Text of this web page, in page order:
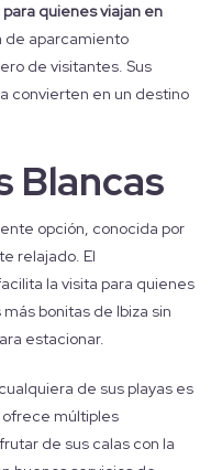
quienes viajan en
de aparcamiento
de visitantes. Sus
convierten en un destino
Blancas
opción, conocida por
relajado. El
la visita para quienes
bonitas de Ibiza sin
estacionar.
de sus playas es
ofrece múltiples
de sus calas con la